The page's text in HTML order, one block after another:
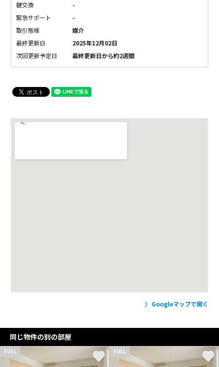
鍵交換
-
緊急サポート
-
取引態様
媒介
最終更新日
2025年12月02日
次回更新予定日
最終更新日から約2週間
Googleマップで開く
同じ物件の別の部屋
FULL FULL